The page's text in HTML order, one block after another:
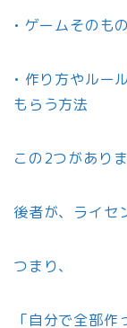
• ゲームそのも
• 作り方やルー
もらう方法
この2つがありま
後者が、ライセ
つまり、
「自分で全部作